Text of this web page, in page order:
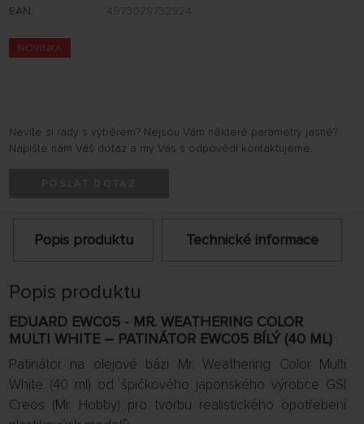
EAN: 4973028732924
NOVINKA
Nevíte si rady s výběrem? Nejsou Vám některé parametry jasné?
Napište nám Váš dotaz a my Vás s odpovědí kontaktujeme.
Popis produktu Technické informace
Popis produktu
EDUARD EWC05 - MR. WEATHERING COLOR
MULTI WHITE – PATINÁTOR EWC05 BÍLÝ (40 ML)
Patinátor na olejové bázi Mr. Weathering Color Multi
White (40 ml) od špičkového japonského výrobce GSI
Creos (Mr. Hobby) pro tvorbu realistického opotřebení